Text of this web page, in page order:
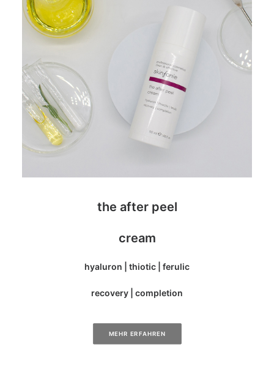
the after peel
cream
hyaluron | thiotic | ferulic
recovery | completion
MEHR ERFAHREN